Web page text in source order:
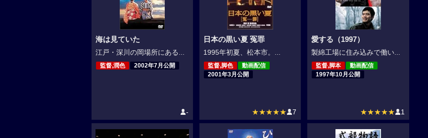
海は見ていた
江戸・深川の岡場所にある...
監督,潤色 2002年7月公開
-
日本の黒い夏 冤罪
1995年初夏、松本市。...
監督,脚色
動画配信
2001年3月公開
★★★★★ 7
愛する（1997）
製綿工場に住み込みで働い...
監督,脚本
動画配信
1997年10月公開
★★★★★ 1